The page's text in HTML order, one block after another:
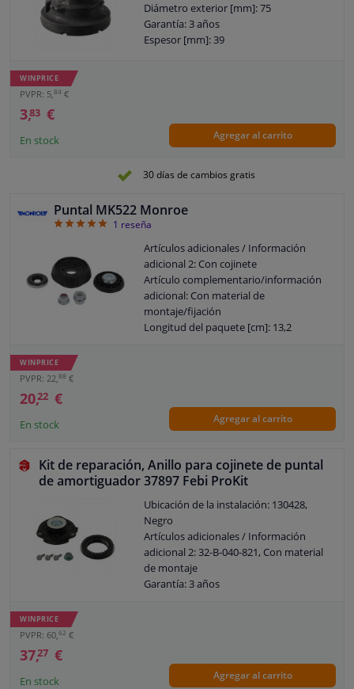
Diámetro exterior [mm]: 75
Garantía: 3 años
Espesor [mm]: 39
WINPRICE
PVPR: 5,84 €
3,83 €
En stock Agregar al carrito
30 días de cambios gratis
Puntal MK522 Monroe
51 reseña
Artículos adicionales / Información
adicional 2: Con cojinete
Artículo complementario/información
adicional: Con material de
montaje/fijación
Longitud del paquete [cm]: 13,2
WINPRICE
PVPR: 22, 88 €
20,22 €
En stock Agregar al carrito
Kit de reparación, Anillo para cojinete de puntal
de amortiguador 37897 Febi ProKit
Ubicación de la instalación: 130428,
Negro
Artículos adicionales / Información
adicional 2: 32-B-040-821, Con material
de montaje
Garantía: 3 años
WINPRICE
PVPR: 60, 62 €
37,27 €
En stock Agregar al carrito